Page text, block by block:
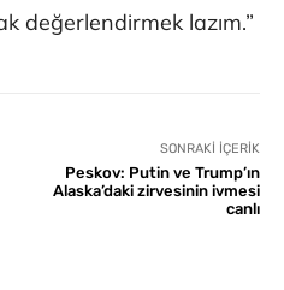
değerlendirmek lazım.”
SONRAKI İÇERIK
Peskov: Putin ve Trump’ın
Alaska’daki zirvesinin ivmesi
canlı